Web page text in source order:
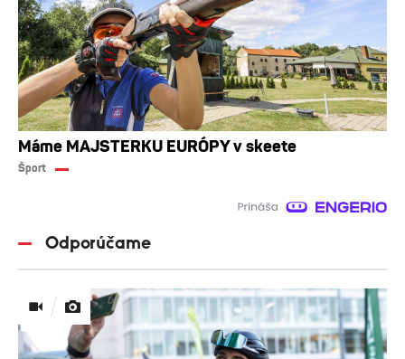
Máme MAJSTERKU EURÓPY v skeete
Šport
Odporúčame